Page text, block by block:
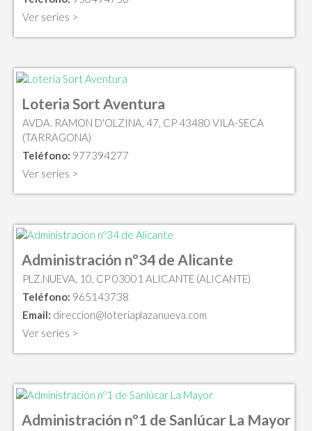
Ver series >
Loteria Sort Aventura
AVDA. RAMON D'OLZINA, 47, CP 43480 VILA-SECA
(TARRAGONA)
Teléfono: 977394277
Ver series >
Administración nº34 de Alicante
PLZ.NUEVA, 10, CP 03001 ALICANTE (ALICANTE)
Teléfono: 965143738
Email: direccion@loteriaplazanueva.com
Ver series >
Administración nº1 de Sanlúcar La Mayor